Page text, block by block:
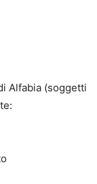
Alfabia (soggetti